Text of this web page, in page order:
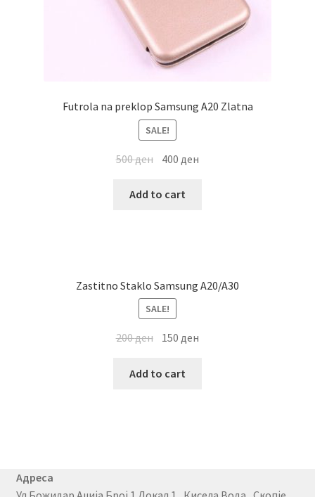
Futrola na preklop Samsung A20 Zlatna
SALE!
500ден 400 ден
Add to cart
Zastitno Staklo Samsung A20/A30
SALE!
200ден 150 ден
Add to cart
Адреса